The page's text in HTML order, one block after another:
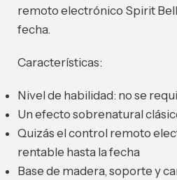
remoto electrónico Spirit
fecha.
Características:
Nivel de habilidad: no se
Un efecto sobrenatural
Quizás el control remoto
rentable hasta la fecha
Base de madera, soporte y